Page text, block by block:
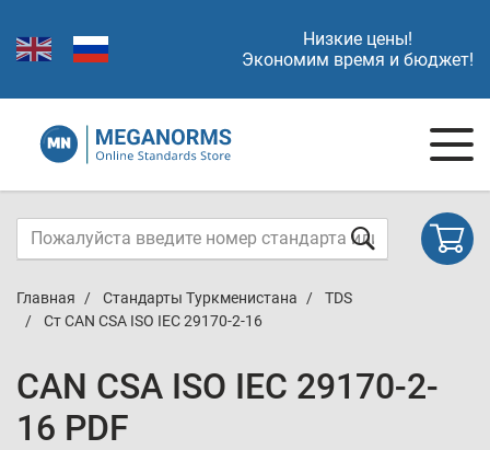
Низкие цены!
Экономим время и бюджет!
Главная Стандарты Туркменистана
TDS
Ст CAN CSA ISO IEC 29170-2-16
CAN CSA ISO IEC 29170-2-
16 PDF